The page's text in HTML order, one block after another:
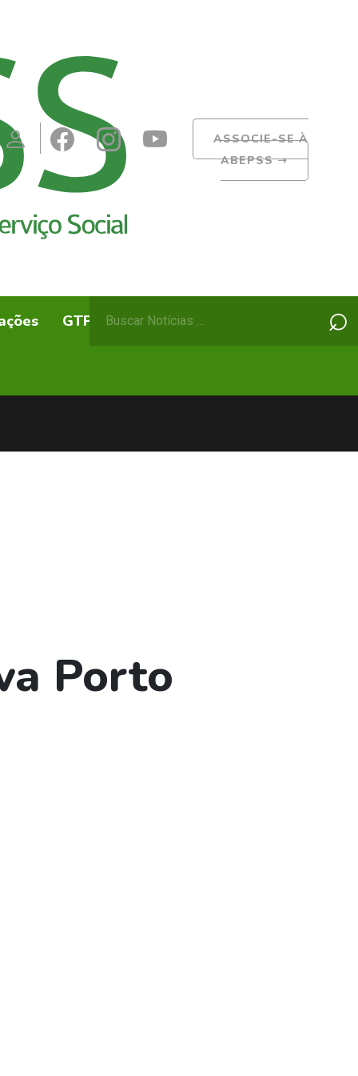
ASSOCIE-SE À
ABEPSS➝
GTPs ABEPSS Itinerante
por:
⌕
Porto